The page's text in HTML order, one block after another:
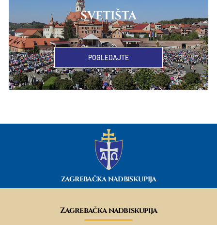
SVETIŠTA
POGLEDAJTE
ZAGREBAČKA NADBISKUPIJA
Zagrebačka nadbiskupija